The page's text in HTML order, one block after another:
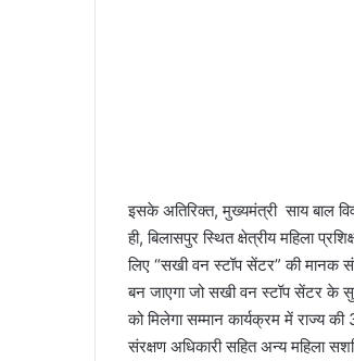
इसके अतिरिक्त, मुख्यमंत्री साय बाल
ही, बिलासपुर स्थित क्षेत्रीय महिला
लिए “सखी वन स्टॉप सेंटर” की मानक
बन जाएगा जो सखी वन स्टॉप सेंटर के
को मिलेगा सम्मान कार्यक्रम में राज्य
संरक्षण अधिकारी सहित अन्य महिला